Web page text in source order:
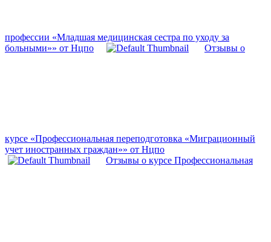
профессии «Младшая медицинская сестра по уходу за
больными»» от Нцпо
Отзывы о
курсе «Профессиональная переподготовка «Миграционный
учет иностранных граждан»» от Нцпо
Отзывы о курсе Профессиональная